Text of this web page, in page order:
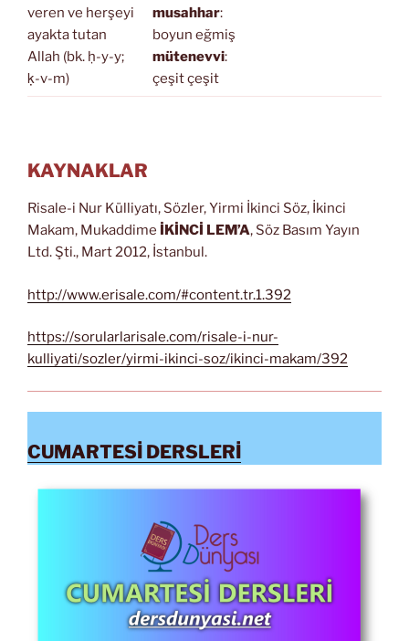
veren ve herşeyi
ayakta tutan
Allah (bk. ḥ-y-y;
ḳ-v-m)
musahhar:
boyun eğmiş
mütenevvi:
çeşit çeşit
KAYNAKLAR
Risale-i Nur Külliyatı, Sözler, Yirmi İkinci Söz, İkinci
Makam, Mukaddime
İKİNCİ LEM’A, Söz Basım Yayın
Ltd. Şti., Mart 2012, İstanbul.
http://www.erisale.com/#content.tr.1.392
https://sorularlarisale.com/risale-i-nur-
kulliyati/sozler/yirmi-ikinci-soz/ikinci-makam/392
CUMARTESİ DERSLERİ